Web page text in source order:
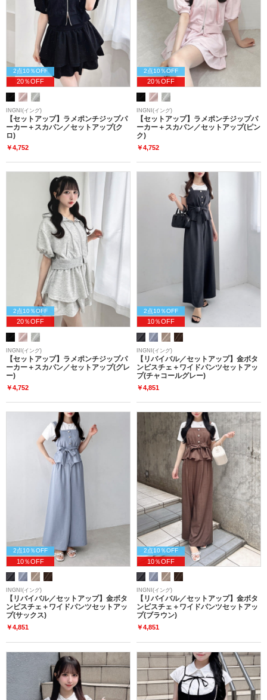
2点10％OFF
20％OFF
INGNI(イング)
【セットアップ】ラメポンチジップパ
ーカー＋スカパン／セットアップ(ク
ロ)
￥4,752
2点10％OFF
20％OFF
INGNI(イング)
【セットアップ】ラメポンチジップパ
ーカー＋スカパン／セットアップ(ピン
ク)
￥4,752
2点10％OFF
20％OFF
INGNI(イング)
【セットアップ】ラメポンチジップパ
ーカー＋スカパン／セットアップ(グレ
ー)
￥4,752
2点10％OFF
10％OFF
INGNI(イング)
【リバイバル／セットアップ】金ボタ
ンビスチェ＋ワイドパンツセットアッ
プ(チャコールグレー)
￥4,851
2点10％OFF
10％OFF
INGNI(イング)
【リバイバル／セットアップ】金ボタ
ンビスチェ＋ワイドパンツセットアッ
プ(サックス)
￥4,851
2点10％OFF
10％OFF
INGNI(イング)
【リバイバル／セットアップ】金ボタ
ンビスチェ＋ワイドパンツセットアッ
プ(ブラウン)
￥4,851